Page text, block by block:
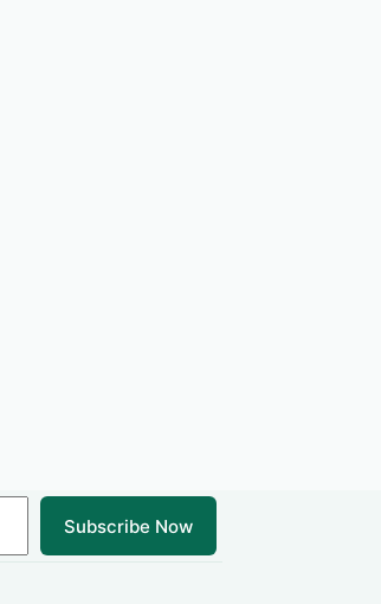
Subscribe Now